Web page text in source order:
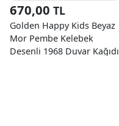
670,00 TL
Golden Happy Kids Beyaz
Mor Pembe Kelebek
Desenli 1968 Duvar Kağıdı